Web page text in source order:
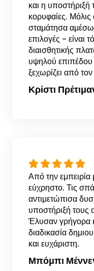
και η υποστήριξή
κορυφαίες.
σταμάτησα
επιλογές – είναι
διαισθητικής
υψηλού επιπέδου
ξεχωρίζει από
Κρίστι
Από την εμπειρία
εύχρηστο. Τις
αντιμετώπισα
υποστήριξή τους
Έλυσαν γρήγορα
διαδικασία
και ευχάριστη.
Μπόμπι